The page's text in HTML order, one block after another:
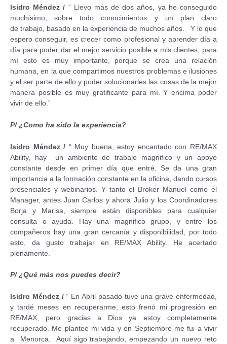
Isidro Méndez / “ Llevo más de dos años, ya he conseguido
muchísimo, sobre todo conocimientos y un plan claro
de trabajo, basado en la experiencia de muchos años. Y lo que
espero conseguir, es crecer como profesional y aprender día a
día para poder dar el mejor servicio posible a mis clientes, para
mí esto es muy importante, porque se crea una relación
humana, en la que compartimos nuestros problemas e ilusiones
y el ser parte de ello y poder solucionarles las cosas de la mejor
manera posible es muy gratificante para mí. Y encima poder
vivir de ello.”
P/ ¿Como ha sido la experiencia?
Isidro Méndez / “ Muy buena, estoy encantado con RE/MAX
Ability, hay un ambiente de trabajo magnifico y un apoyo
constante desde en primer día que entré. Se da una gran
importancia a la formación constante en la oficina, dando cursos
presenciales y webinarios. Y tanto el Broker Manuel como el
Manager, antes Juan Carlos y ahora Julio y los Coordinadores
Borja y Marisa, siempre están disponibles para cualquier
consulta o ayuda. Hay una magnifico grupo, y entre los
compañeros hay una gran cercanía y disponibilidad, por todo
esto, da gusto trabajar en RE/MAX Ability. He acertado
plenamente. ”
P/ ¿Qué más nos puedes decir?
Isidro Méndez /“ En Abril pasado tuve una grave enfermedad,
y tardé meses en recuperarme, esto frenó mi progresión en
RE/MAX, pero gracias a Dios ya estoy completamente
recuperado. Me plantee mi vida y en Septiembre me fui a vivir
a Menorca. Aquí sigo trabajando, empezando un nuevo reto